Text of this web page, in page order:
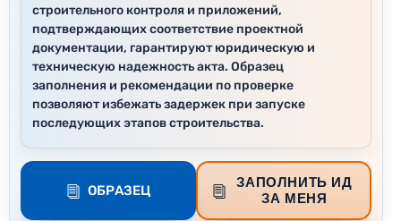
строительного контроля и приложений,
подтверждающих соответствие проектной
документации, гарантируют юридическую и
техническую надежность акта. Образец
заполнения и рекомендации по проверке
позволяют избежать задержек при запуске
последующих этапов строительства.
ОБРАЗЕЦ
ЗАПОЛНИТЬ ИД
ЗА МЕНЯ